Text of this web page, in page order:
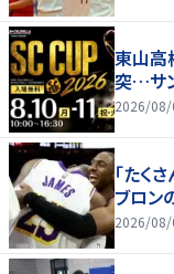
東山高
突…サ
2026/08/
「たく
ブロン
2026/08/